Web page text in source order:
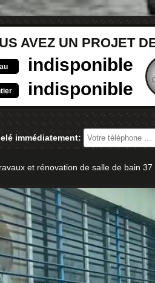
AVEZ UN PROJET
indisponible
indisponible
immédiatement:
et rénovation de salle de bain 37